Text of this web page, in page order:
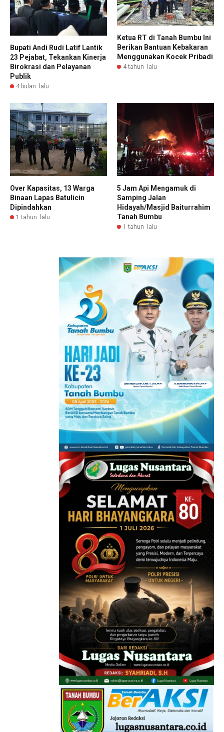
Bupati Andi Rudi Latif Lantik
23 Pejabat, Tekankan Kinerja
Birokrasi dan Pelayanan
Publik
4 bulan lalu
Ketua RT di Tanah Bumbu Ini
Berikan Bantuan Kebakaran
Menggunakan Kocek Pribadi
4 tahun lalu
Over Kapasitas, 13 Warga
Binaan Lapas Batulicin
Dipindahkan
1 tahun lalu
5 Jam Api Mengamuk di
Samping Jalan
Hidayah/Masjid Baiturrahim
Tanah Bumbu
1 tahun lalu